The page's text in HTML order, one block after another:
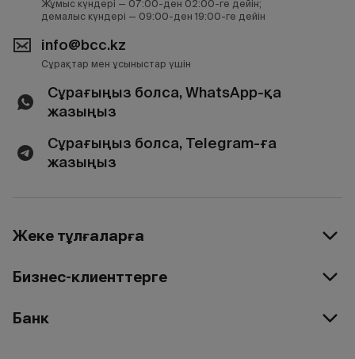
Жұмыс күндері — 07:00-ден 02:00-ге дейін;
демалыс күндері — 09:00-ден 19:00-ге дейін
info@bcc.kz
Сұрақтар мен ұсыныстар үшін
Сұрағыңыз болса, WhatsApp-қа
жазыңыз
Сұрағыңыз болса, Telegram-ға
жазыңыз
Жеке тұлғаларға
Бизнес-клиенттерге
Банк